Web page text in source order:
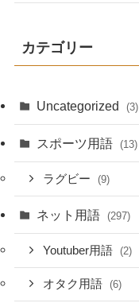
カテゴリー
Uncategorized (3)
スポーツ用語 (13)
ラグビー (9)
ネット用語 (297)
Youtuber用語 (2)
オタク用語 (6)